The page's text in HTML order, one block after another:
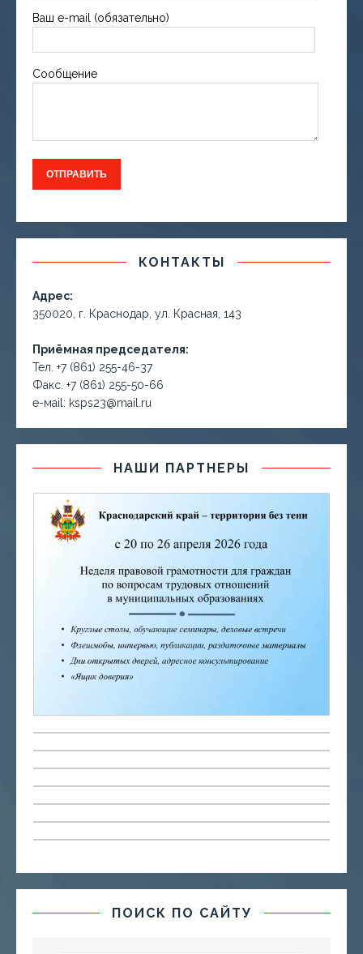
Ваш e-mail (обязательно)
Сообщение
КОНТАКТЫ
Адрес:
350020, г. Краснодар, ул. Красная, 143
Приёмная председателя:
Тел. +7 (861) 255-46-37
Факс. +7 (861) 255-50-66
е-маil: ksps23@mail.ru
НАШИ ПАРТНЕРЫ
ПОИСК ПО САЙТУ